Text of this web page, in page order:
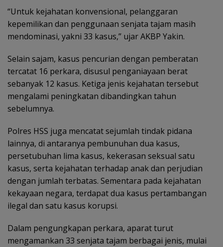
“Untuk kejahatan konvensional, pelanggaran
kepemilikan dan penggunaan senjata tajam masih
mendominasi, yakni 33 kasus,” ujar AKBP Yakin.
Selain sajam, kasus pencurian dengan pemberatan
tercatat 16 perkara, disusul penganiayaan berat
sebanyak 12 kasus. Ketiga jenis kejahatan tersebut
mengalami peningkatan dibandingkan tahun
sebelumnya.
Polres HSS juga mencatat sejumlah tindak pidana
lainnya, di antaranya pembunuhan dua kasus,
persetubuhan lima kasus, kekerasan seksual satu
kasus, serta kejahatan terhadap anak dan perjudian
dengan jumlah terbatas. Sementara pada kejahatan
kekayaan negara, terdapat dua kasus pertambangan
ilegal dan satu kasus korupsi.
Dalam pengungkapan perkara, aparat turut
mengamankan 33 senjata tajam berbagai jenis, mulai